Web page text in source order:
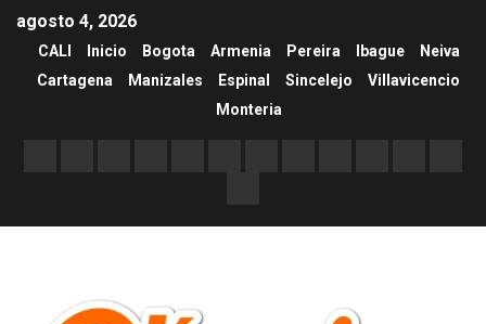
agosto 4, 2026
CALI Inicio Bogota Armenia Pereira Ibague
Neiva
Cartagena
Manizales Espinal Sincelejo
Villavicencio
Monteria